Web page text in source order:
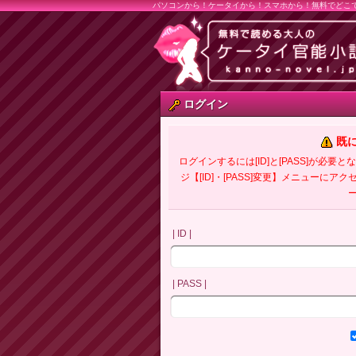
パソコンから！ケータイから！スマホから！無料でどこ
ログイン
既
ログインするには[ID]と[PASS]が必要と
ジ【[ID]・[PASS]変更】メニューにアク
| ID |
| PASS |